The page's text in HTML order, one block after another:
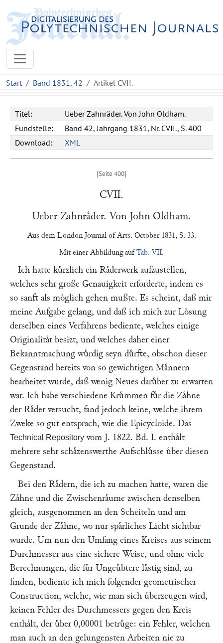
Start Band 1831, 42 Artikel CVII.
Titel:
Ueber Zahnräder. Von John Oldham.
Fundstelle:
Band 42, Jahrgang 1831, Nr. CVII., S. 400
Download:
XML
CVII.
Ueber Zahnraͤder. Von John Oldham.
Aus dem London Journal of Arts. October 1831, S. 33.
Mit einer Abbildung aufTab. VII.
Ich hatte kuͤrzlich ein Raͤderwerk aufzustellen,
welches sehr große Genauigkeit erforderte, indem es
so sanft als moͤglich gehen mußte. Es scheint, daß mir
meine Aufgabe gelang, und daß ich mich zur Loͤsung
derselben eines Verfahrens bediente, welches einige
Originalitaͤt besizt, und welches daher einer
Bekanntmachung wuͤrdig seyn duͤrfte, obschon dieser
Gegenstand bereits von so gewichtigen Maͤnnern
bearbeitet wurde, daß wenig Neues daruͤber zu erwarten
war. Ich habe verschiedene Kruͤmmen fuͤr die Zaͤhne
der Raͤder versucht, fand jedoch keine, welche ihrem
Zweke so gut entsprach, wie die Epicycloide. Das
Technical Repository vom J. 1822. Bd. I. enthaͤlt
mehrere sehr schaͤzenswerthe Aufschluͤsse uͤber diesen
Gegenstand.
Bei den Raͤdern, die ich zu machen hatte, waren die
Zaͤhne und die Zwischenraͤume zwischen denselben
gleich, ausgenommen an den Scheiteln und am
Grunde der Zaͤhne, wo nur spaͤrliches Licht sichtbar
wurde. Um nun den Umfang eines Kreises aus seinem
Durchmesser aus eine sichere Weise, und ohne viele
Berechnungen, die fuͤr Ungeuͤbtere laͤstig sind, zu
finden, bediente ich mich folgender geometrischer
Construction, welche, wie man sich uͤberzeugen wird,
keinen Fehler des Durchmessers gegen den Kreis
enthaͤlt, der uͤber 0,00001 betruͤge: ein Fehler, welchen
man auch an den gelungensten Arbeiten nie zu